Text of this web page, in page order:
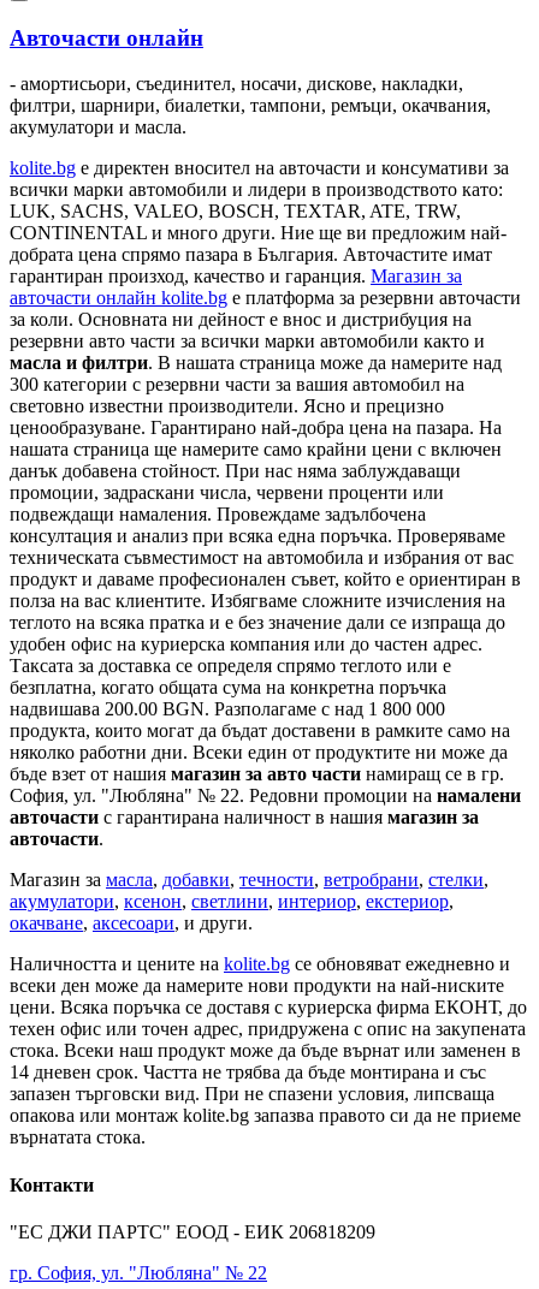
Авточасти онлайн
- амортисьори, съединител, носачи, дискове, накладки,
филтри, шарнири, биалетки, тампони, ремъци, окачвания,
акумулатори и масла.
kolite.bg e директен вносител на авточасти и консумативи за
всички марки автомобили и лидери в производството като:
LUK, SACHS, VALEO, BOSCH, TEXTAR, ATE, TRW,
CONTINENTAL и много други. Ние ще ви предложим най-
добрата цена спрямо пазара в България. Авточастите имат
гарантиран произход, качество и гаранция. Магазин за
авточасти онлайн kolite.bg е платформа за резервни авточасти
за коли. Основната ни дейност е внос и дистрибуция на
резервни авто части за всички марки автомобили както и
масла и филтри. В нашата страница може да намерите над
300 категории с резервни части за вашия автомобил на
световно известни производители. Ясно и прецизно
ценообразуване. Гарантирано най-добра цена на пазара. На
нашата страница ще намерите само крайни цени с включен
данък добавена стойност. При нас няма заблуждаващи
промоции, задраскани числа, червени проценти или
подвеждащи намаления. Провеждаме задълбочена
консултация и анализ при всяка една поръчка. Проверяваме
техническата съвместимост на автомобила и избрания от вас
продукт и даваме професионален съвет, който е ориентиран в
полза на вас клиентите. Избягваме сложните изчисления на
теглото на всяка пратка и е без значение дали се изпраща до
удобен офис на куриерска компания или до частен адрес.
Таксата за доставка се определя спрямо теглото или е
безплатна, когато общата сума на конкретна поръчка
надвишава 200.00 BGN. Разполагаме с над 1 800 000
продукта, които могат да бъдат доставени в рамките само на
няколко работни дни. Всеки един от продуктите ни може да
бъде взет от нашия магазин за авто части намиращ се в гр.
София, ул. "Любляна" № 22. Редовни промоции на намалени
авточасти с гарантирана наличност в нашия магазин за
авточасти.
Магазин за масла, добавки, течности, ветробрани, стелки,
акумулатори, ксенон, светлини, интериор, екстериор,
окачване, аксесоари, и други.
Наличността и цените на kolite.bg се обновяват ежедневно и
всеки ден може да намерите нови продукти на най-ниските
цени. Всяка поръчка се доставя с куриерска фирма ЕКОНТ, до
техен офис или точен адрес, придружена с опис на закупената
стока. Всеки наш продукт може да бъде върнат или заменен в
14 дневен срок. Частта не трябва да бъде монтирана и със
запазен търговски вид. При не спазени условия, липсваща
опакова или монтаж kolite.bg запазва правото си да не приеме
върнатата стока.
Контакти
"ЕС ДЖИ ПАРТС" ЕООД - ЕИК 206818209
гр. София, ул. "Любляна" № 22